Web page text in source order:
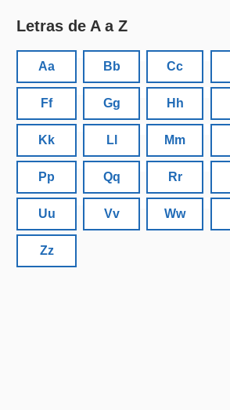
Letras de A a Z
Aa Bb Cc
Ff Gg Hh
Kk Ll Mm
Pp Qq Rr
Uu Vv Ww
Zz